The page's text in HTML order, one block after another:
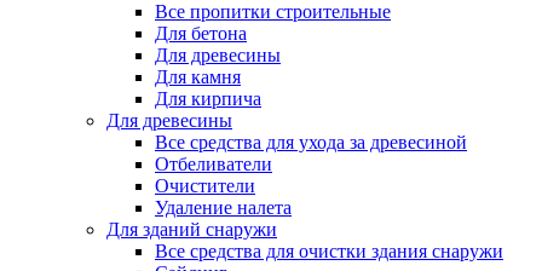
Все пропитки строительные
Для бетона
Для древесины
Для камня
Для кирпича
Для древесины
Все средства для ухода за древесиной
Отбеливатели
Очистители
Удаление налета
Для зданий снаружи
Все средства для очистки здания снаружи